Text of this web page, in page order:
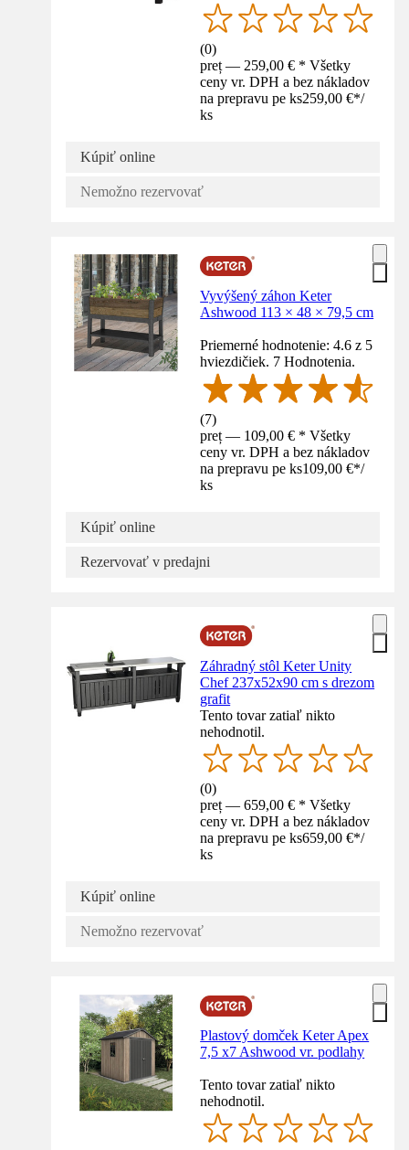
(0)
preț — 259,00 € * Všetky
ceny vr. DPH a bez nákladov
na prepravu pe ks259,00 €*/
ks
Kúpiť online
Nemožno rezervovať
Vyvýšený záhon Keter
Ashwood 113 × 48 × 79,5 cm
Priemerné hodnotenie: 4.6 z 5
hviezdičiek. 7 Hodnotenia.
(7)
preț — 109,00 € * Všetky
ceny vr. DPH a bez nákladov
na prepravu pe ks109,00 €*/
ks
Kúpiť online
Rezervovať v predajni
Záhradný stôl Keter Unity
Chef 237x52x90 cm s drezom
grafit
Tento tovar zatiaľ nikto
nehodnotil.
(0)
preț — 659,00 € * Všetky
ceny vr. DPH a bez nákladov
na prepravu pe ks659,00 €*/
ks
Kúpiť online
Nemožno rezervovať
Plastový domček Keter Apex
7,5 x7 Ashwood vr. podlahy
Tento tovar zatiaľ nikto
nehodnotil.